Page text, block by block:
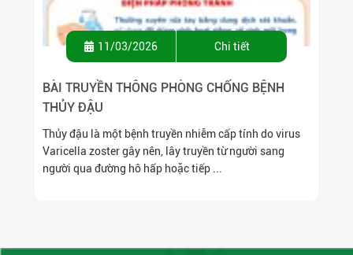
11/03/2026 Chi tiết
BÀI TRUYỀN THÔNG PHÒNG CHỐNG BỆNH
THỦY ĐẬU
Thủy đậu là một bệnh truyền nhiễm cấp tính do virus
Varicella zoster gây nên, lây truyền từ người sang
người qua đường hô hấp hoặc tiếp ...